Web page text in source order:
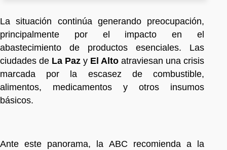
La situación continúa generando preocupación,
principalmente por el impacto en el
abastecimiento de productos esenciales. Las
ciudades de La Paz y El Alto atraviesan una crisis
marcada por la escasez de combustible,
alimentos, medicamentos y otros insumos
básicos.
Ante este panorama, la ABC recomienda a la